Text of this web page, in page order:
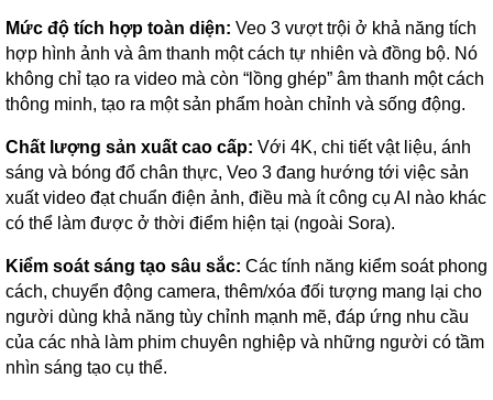
Mức độ tích hợp toàn diện: Veo 3 vượt trội ở khả năng tích
hợp hình ảnh và âm thanh một cách tự nhiên và đồng bộ. Nó
không chỉ tạo ra video mà còn “lồng ghép” âm thanh một cách
thông minh, tạo ra một sản phẩm hoàn chỉnh và sống động.
Chất lượng sản xuất cao cấp: Với 4K, chi tiết vật liệu, ánh
sáng và bóng đổ chân thực, Veo 3 đang hướng tới việc sản
xuất video đạt chuẩn điện ảnh, điều mà ít công cụ AI nào khác
có thể làm được ở thời điểm hiện tại (ngoài Sora).
Kiểm soát sáng tạo sâu sắc: Các tính năng kiểm soát phong
cách, chuyển động camera, thêm/xóa đối tượng mang lại cho
người dùng khả năng tùy chỉnh mạnh mẽ, đáp ứng nhu cầu
của các nhà làm phim chuyên nghiệp và những người có tầm
nhìn sáng tạo cụ thể.